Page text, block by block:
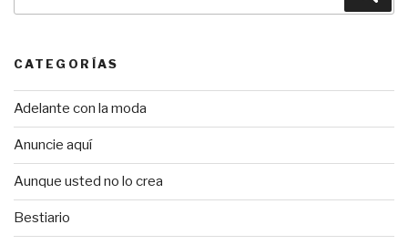
CATEGORÍAS
Adelante con la moda
Anuncie aquí
Aunque usted no lo crea
Bestiario